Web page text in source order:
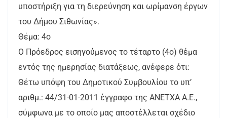
υποστήριξη για τη διερεύνηση και ωρίμανση έργων
του Δήμου Σιθωνίας».
Θέμα: 4ο
Ο Πρόεδρος εισηγούμενος το τέταρτο (4ο) θέμα
εντός της ημερησίας διατάξεως, ανέφερε ότι:
Θέτω υπόψη του Δημοτικού Συμβουλίου το υπ’
αριθμ.: 44/31-01-2011 έγγραφο της ΑΝΕΤΧΑ Α.Ε.,
σύμφωνα με το οποίο μας αποστέλλεται σχέδιο